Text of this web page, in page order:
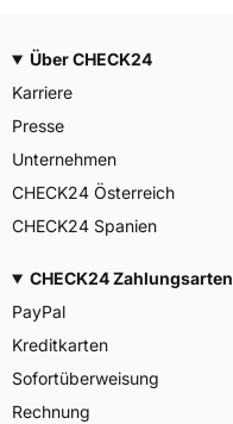
Über CHECK24
Karriere
Presse
Unternehmen
CHECK24 Österreich
CHECK24 Spanien
CHECK24 Zahlungsarten
PayPal
Kreditkarten
Sofortüberweisung
Rechnung